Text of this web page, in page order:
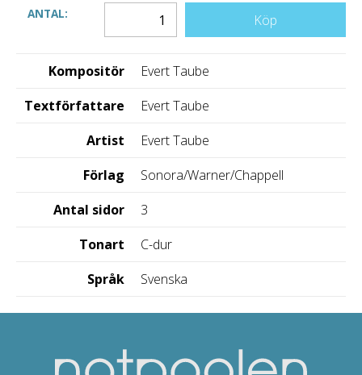
ANTAL:
Köp
Kompositör
Evert Taube
Textförfattare
Evert Taube
Artist
Evert Taube
Förlag
Sonora/Warner/Chappell
Antal sidor
3
Tonart
C-dur
Språk
Svenska